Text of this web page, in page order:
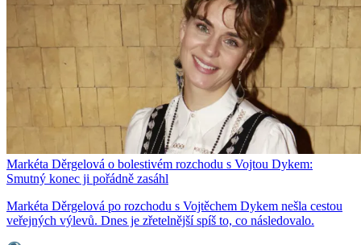
Markéta Děrgelová o bolestivém rozchodu s Vojtou Dykem:
Smutný konec ji pořádně zasáhl
Markéta Děrgelová po rozchodu s Vojtěchem Dykem nešla cestou
veřejných výlevů. Dnes je zřetelnější spíš to, co následovalo.